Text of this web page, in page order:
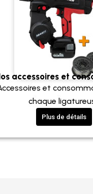
accessoires et
et
chaque
Plus de détails